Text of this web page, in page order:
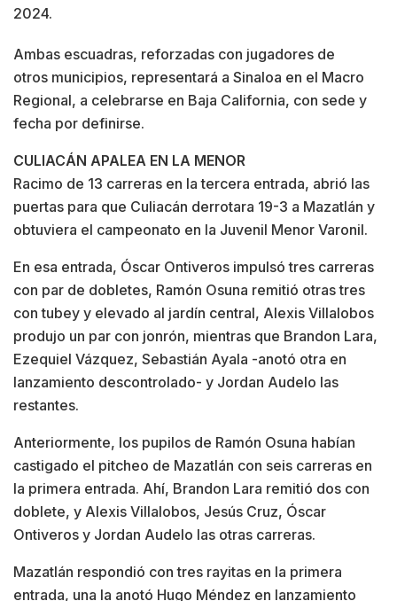
2024.
Ambas escuadras, reforzadas con jugadores de
otros municipios, representará a Sinaloa en el Macro
Regional, a celebrarse en Baja California, con sede y
fecha por definirse.
CULIACÁN APALEA EN LA MENOR
Racimo de 13 carreras en la tercera entrada, abrió las
puertas para que Culiacán derrotara 19-3 a Mazatlán y
obtuviera el campeonato en la Juvenil Menor Varonil.
En esa entrada, Óscar Ontiveros impulsó tres carreras
con par de dobletes, Ramón Osuna remitió otras tres
con tubey y elevado al jardín central, Alexis Villalobos
produjo un par con jonrón, mientras que Brandon Lara,
Ezequiel Vázquez, Sebastián Ayala -anotó otra en
lanzamiento descontrolado- y Jordan Audelo las
restantes.
Anteriormente, los pupilos de Ramón Osuna habían
castigado el pitcheo de Mazatlán con seis carreras en
la primera entrada. Ahí, Brandon Lara remitió dos con
doblete, y Alexis Villalobos, Jesús Cruz, Óscar
Ontiveros y Jordan Audelo las otras carreras.
Mazatlán respondió con tres rayitas en la primera
entrada, una la anotó Hugo Méndez en lanzamiento